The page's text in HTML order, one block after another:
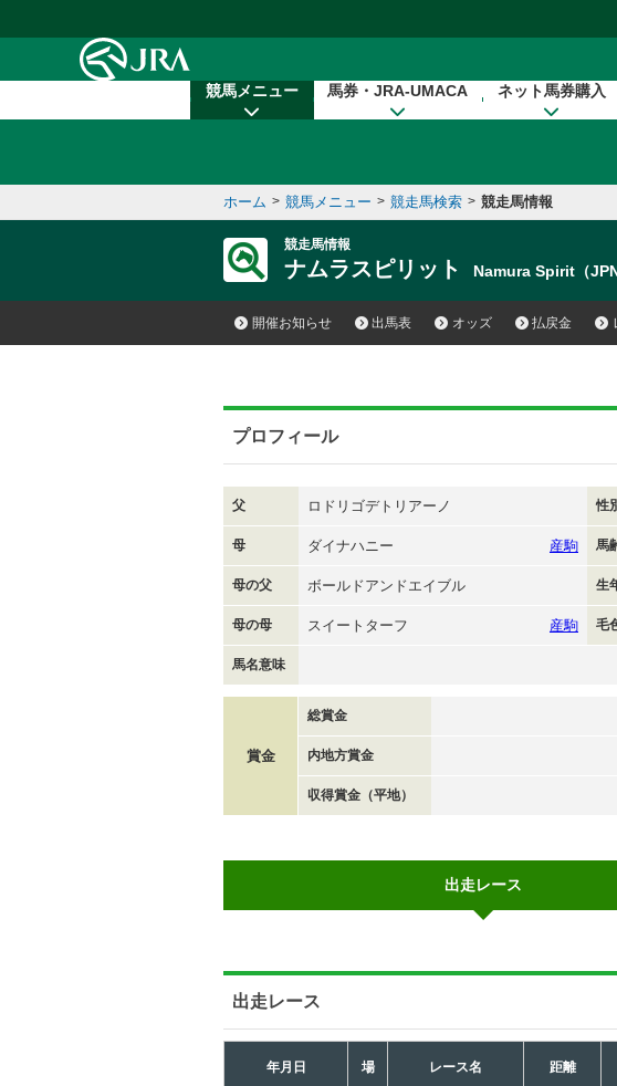
競馬メニュー 馬券・JRA-UMACA ネット馬券購入
ホーム > 競馬メニュー > 競走馬検索 > 競走馬情報
競走馬情報
ナムラスピリット Namura Spirit（JPN
開催お知らせ 出馬表 オッズ 払戻金
プロフィール
父 ロドリゴデトリアーノ 性
母 ダイナハニー 産駒 馬
母の父 ボールドアンドエイブル 生
母の母 スイートターフ 産駒 毛
馬名意味
賞金
総賞金
内地方賞金
収得賞金（平地）
出走レース
出走レース
年月日 場 レース名 距離